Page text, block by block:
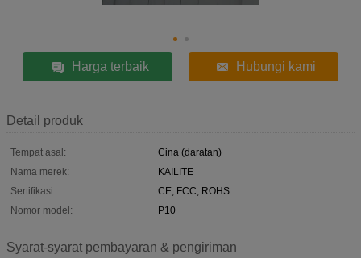
Harga terbaik Hubungi kami
Detail produk
Tempat asal:
Cina (daratan)
Nama merek:
KAILITE
Sertifikasi:
CE, FCC, ROHS
Nomor model:
P10
Syarat-syarat pembayaran & pengiriman